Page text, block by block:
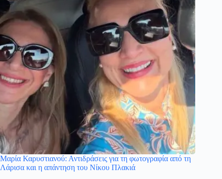
Μαρία Καρυστιανού: Αντιδράσεις για τη φωτογραφία από τη
Λάρισα και η απάντηση του Νίκου Πλακιά